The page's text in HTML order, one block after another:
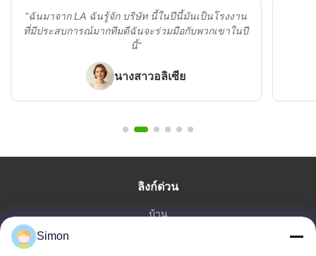
"ฉันมาจาก LA ฉันรู้จัก บริษัท นี้ในปีนี้มันเป็นโรงงาน
ที่มีประสบการณ์มากทีมดีฉันจะร่วมมือกับพวกเขาในปี
นี้"
นางสาวอลิเซีย
ลิงก์ด่วน
บ้าน
Simon